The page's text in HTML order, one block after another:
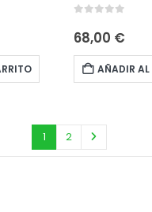
68,00 €
AÑADIR
1 2